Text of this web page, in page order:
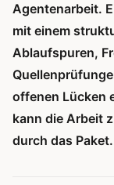
Agentenarbeit.
mit einem
Ablaufspuren,
offenen Lücken
kann die Arbeit
durch das Paket.